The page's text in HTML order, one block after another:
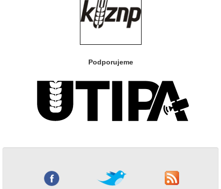
Podporujeme